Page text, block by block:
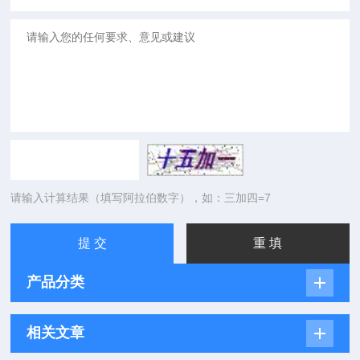
请输入计算结果（填写阿拉伯数字），如：三加四=7
产品分类
相关文章